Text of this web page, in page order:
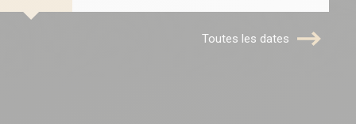
Toutes les dates